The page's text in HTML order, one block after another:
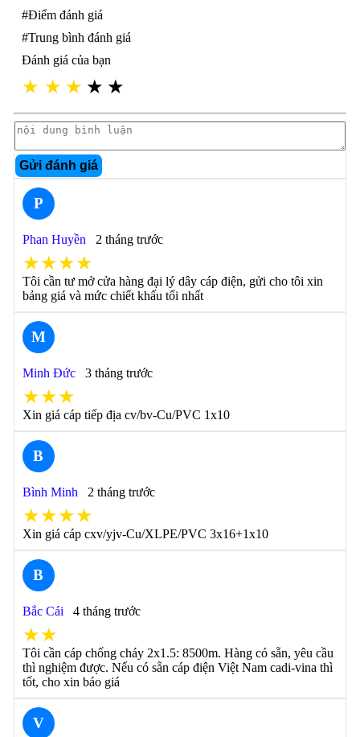
#Điểm đánh giá
#Trung bình đánh giá
Đánh giá của bạn
★ ★ ★ ★ ★
Gửi đánh giá
P
Phan Huyền 2 tháng trước
★★★★
Tôi cần tư mở cửa hàng đại lý dây cáp điện, gửi cho tôi xin
bảng giá và mức chiết khấu tối nhất
M
Minh Đức 3 tháng trước
★★★
Xin giá cáp tiếp địa cv/bv-Cu/PVC 1x10
B
Bình Minh 2 tháng trước
★★★★
Xin giá cáp cxv/yjv-Cu/XLPE/PVC 3x16+1x10
B
Bắc Cái 4 tháng trước
★★
Tôi cần cáp chống cháy 2x1.5: 8500m. Hàng có sẵn, yêu cầu
thì nghiệm được. Nếu có sẵn cáp điện Việt Nam cadi-vina thì
tốt, cho xin báo giá
V